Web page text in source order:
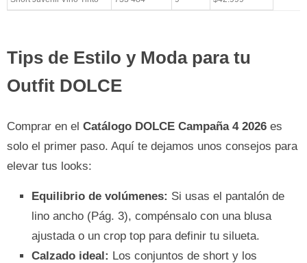
Tips de Estilo y Moda para tu
Outfit DOLCE
Comprar en el Catálogo DOLCE Campaña 4 2026 es
solo el primer paso. Aquí te dejamos unos consejos para
elevar tus looks:
Equilibrio de volúmenes: Si usas el pantalón de
lino ancho (Pág. 3), compénsalo con una blusa
ajustada o un crop top para definir tu silueta.
Calzado ideal: Los conjuntos de short y los